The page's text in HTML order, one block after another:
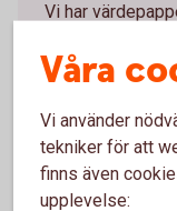
Vi har
mer om våra
Våra
Våra
Vi använder
tekniker för att
finns även
upplevelse: